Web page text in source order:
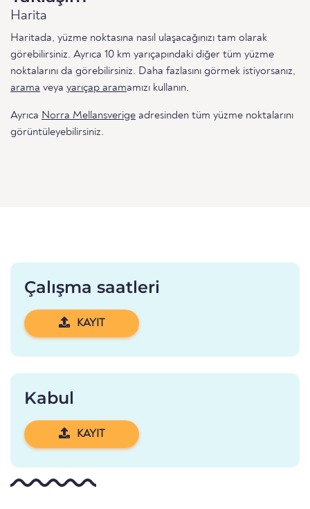
Harita
Haritada, yüzme noktasına nasıl ulaşacağınızı tam olarak
görebilirsiniz. Ayrıca 10 km yarıçapındaki diğer tüm yüzme
noktalarını da görebilirsiniz. Daha fazlasını görmek istiyorsanız,
arama veya yarıçap aramamızı kullanın.
Ayrıca Norra Mellansverige adresinden tüm yüzme noktalarını
görüntüleyebilirsiniz.
Çalışma saatleri
KAYIT
Kabul
KAYIT